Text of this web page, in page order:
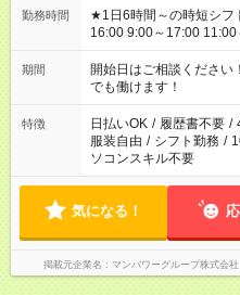
勤務時間
★1日6時間～の時短シフトOK ★スタート時間選べま
16:00 9:00～17:00 11:00～
場合、他のお仕事と合わ
ん ※法令に基づき、週
となります ※労働者派遣
短時間・短期間の就業は
期間
開始日はご相談くださ
でも働けます！
特徴 日払いOK / 履歴書不要 /
服装自由 / シフト勤務 /
ソコンスキル不要
気になる！
掲載元企業名 マンパワーグループ株式会